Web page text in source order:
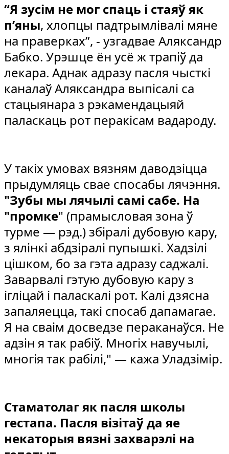
“Я зусім не мог спаць і стаяў як
п’яны, хлопцы падтрымлівалі мяне
на праверках”, - узгадвае Аляксандр
Бабко. Урэшце ён усё ж трапіў да
лекара. Аднак адразу пасля чысткі
каналаў Аляксандра выпісалі са
стацыянара з рэкамендацыяй
паласкаць рот перакісам вадароду.
У такіх умовах вязням даводзіцца
прыдумляць свае спосабы лячэння.
"Зубы мы лячылі самі сабе. На
"промке" (прамысловая зона ў
турме — рэд.) збіралі дубовую кару,
з ялінкі абдзіралі пупышкі. Хадзілі
цішком, бо за гэта адразу саджалі.
Заварвалі гэтую дубовую кару з
ігліцай і паласкалі рот. Калі дзясна
запаляецца, такі спосаб дапамагае.
Я на сваім досведзе пераканаўся. Не
адзін я так рабіў. Многіх навучылі,
многія так рабілі," — кажа Уладзімір.
Стаматолаг як пасля школы
гестапа. Пасля візітаў да яе
некаторыя вязні захварэлі на